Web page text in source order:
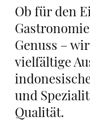
Ob für den
Genuss –
vielfältige
und
Qualität.